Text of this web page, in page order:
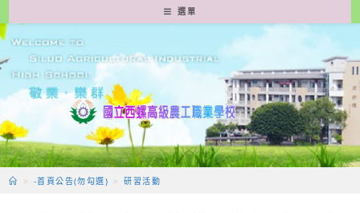
轉
至
要
容
選單
> -首頁公告(勿勾選) > 研習活動